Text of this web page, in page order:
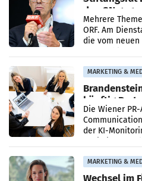
den SN
Mehrere
ORF. Am
die vom neuen
MARKETING &
künftig
Die Wiener
der KI-
MARKETING &
Wechsel im